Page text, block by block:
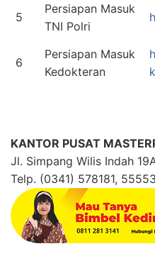
5
Persiapan Masuk
TNI Polri
6
Persiapan Masuk
Kedokteran
KANTOR PUSAT
Jl. Simpang Wilis Indah
Telp. (0341) 578181,